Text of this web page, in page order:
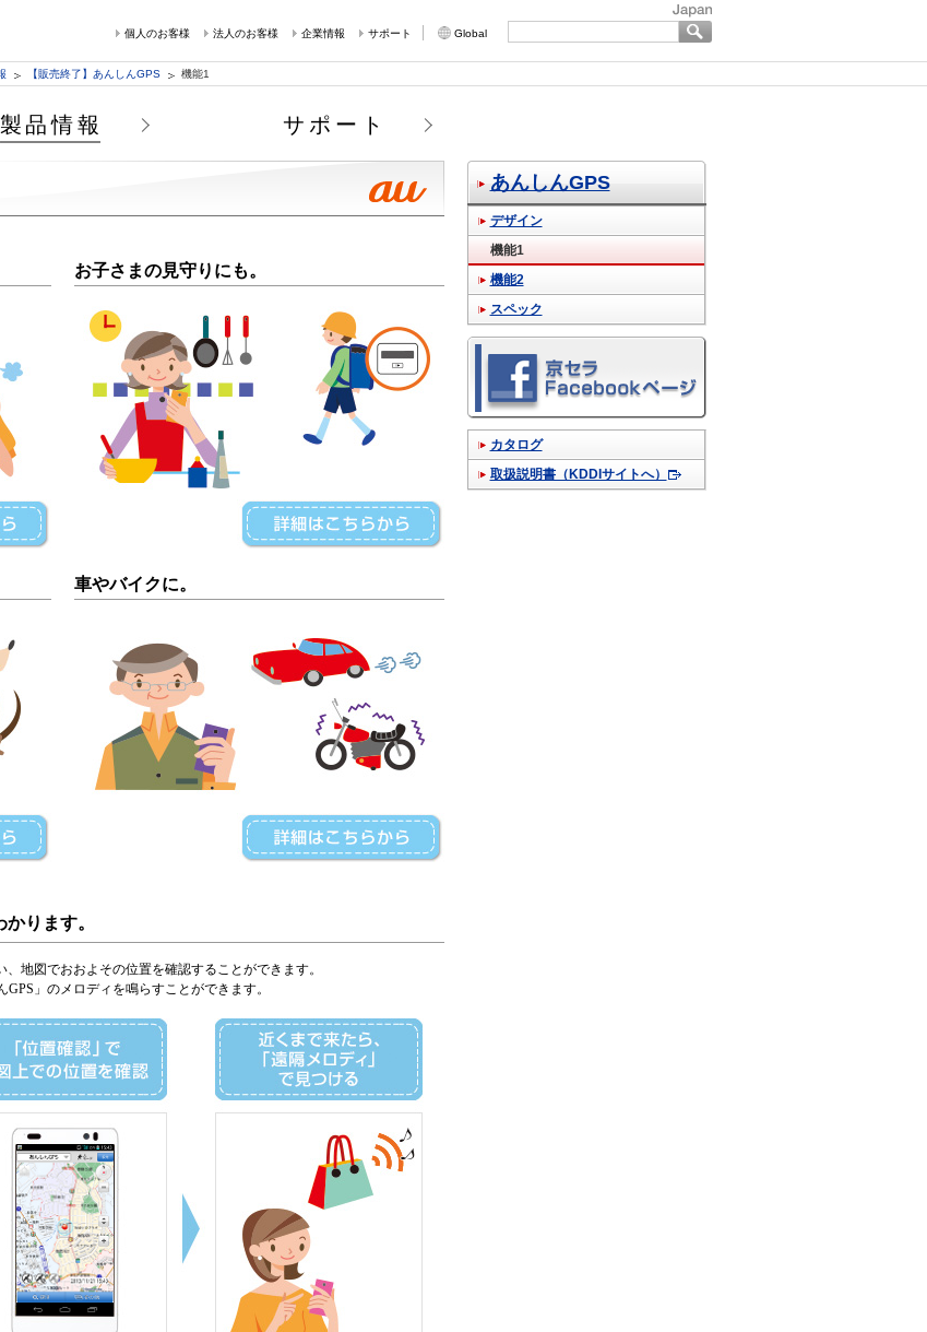
個人のお客様 法人のお客様 企業情報 サポート Global
【販売終了】あんしんGPS 機能1
製品情報 サポート
お子さまの見守りにも。
車やバイクに。
ります。
地図でおおよその位置を確認することができます。
」のメロディを鳴らすことができます。
あんしんGPS
デザイン
機能1
機能2
スペック
カタログ
取扱説明書（KDDIサイトへ）